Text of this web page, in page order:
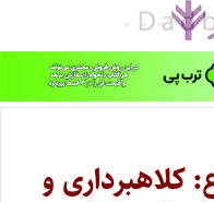
کلاهبرداری و